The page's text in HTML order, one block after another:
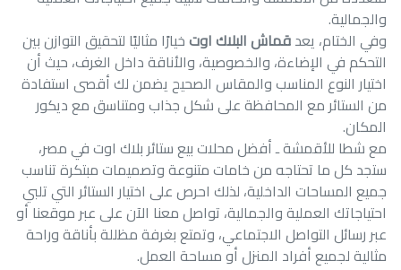
والجمالية.
وفي الختام، يعدقماش البلاك اوتخيارًا مثاليًا لتحقيق التوازن بين
التحكم في الإضاءة، والخصوصية، والأناقة داخل الغرف، حيث أن
اختيار النوع المناسب والمقاس الصحيح يضمن لك أقصى استفادة
من الستائر مع المحافظة على شكل جذاب ومتناسق مع ديكور
المكان.
مع شطا للأقمشة ـ أفضل محلات بيع ستائر بلاك اوت في مصر،
ستجد كل ما تحتاجه من خامات متنوعة وتصميمات مبتكرة تناسب
جميع المساحات الداخلية، لذلك احرص على اختيار الستائر التي تلبي
احتياجاتك العملية والجمالية، تواصل معنا الآن على عبر موقعنا أو
عبر رسائل التواصل الاجتماعي، وتمتع بغرفة مظللة بأناقة وراحة
مثالية لجميع أفراد المنزل أو مساحة العمل.